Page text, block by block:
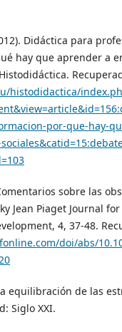
Didáctica para
hay que aprender a
histodidactica/
por-que-hay-
sobre las
Jean Piaget Journal
4, 37-48.
doi/abs/
equilibración de las
Siglo XXI.